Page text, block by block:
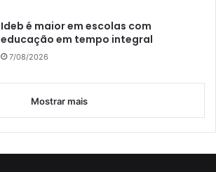
Ideb é maior em escolas com
educação em tempo integral
7/08/2026
Mostrar mais